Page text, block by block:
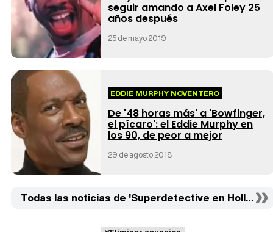
seguir amando a Axel Foley 25
años después
25 de mayo 2019
EDDIE MURPHY NOVENTERO
De '48 horas más' a 'Bowfinger,
el pícaro': el Eddie Murphy en
los 90, de peor a mejor
29 de agosto 2018
Todas las noticias de 'Superdetective en